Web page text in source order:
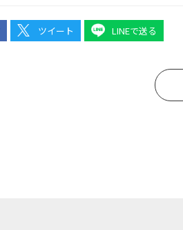
ツイート LINEで送る